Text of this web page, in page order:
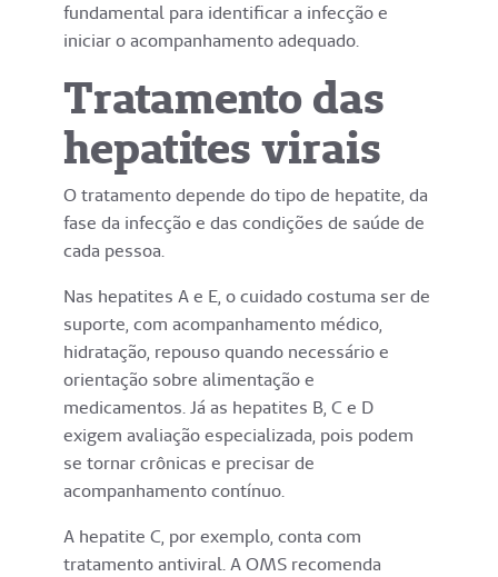
fundamental para identificar a infecção e
iniciar o acompanhamento adequado.
Tratamento das
hepatites virais
O tratamento depende do tipo de hepatite, da
fase da infecção e das condições de saúde de
cada pessoa.
Nas hepatites A e E, o cuidado costuma ser de
suporte, com acompanhamento médico,
hidratação, repouso quando necessário e
orientação sobre alimentação e
medicamentos. Já as hepatites B, C e D
exigem avaliação especializada, pois podem
se tornar crônicas e precisar de
acompanhamento contínuo.
A hepatite C, por exemplo, conta com
tratamento antiviral. A OMS recomenda